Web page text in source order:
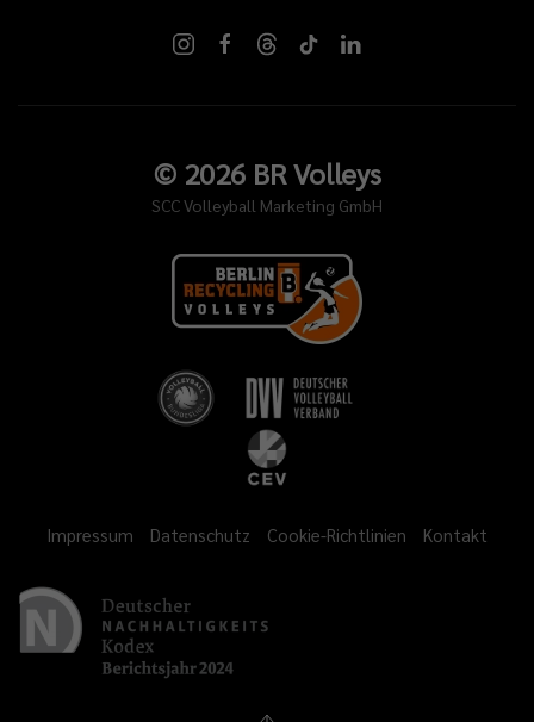
© 2026BR Volleys
SCC Volleyball Marketing GmbH
Impressum Datenschutz Cookie-Richtlinien Kontakt